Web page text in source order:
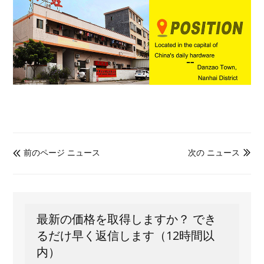
 前のページ ニュース 
次の ニュース
最新の価格を取得しますか？ でき
るだけ早く返信します（12時間以
内）